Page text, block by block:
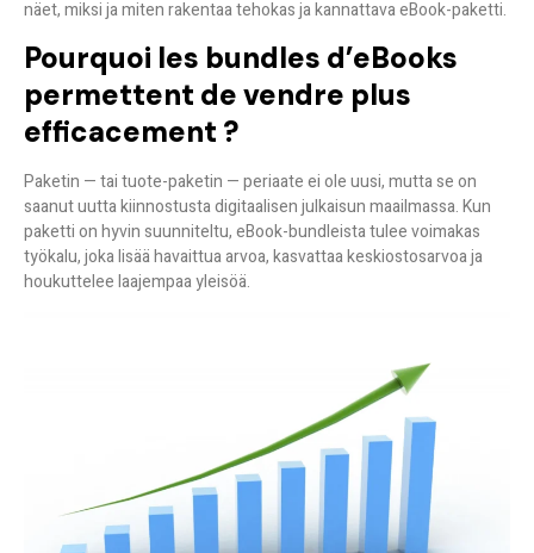
näet, miksi ja miten rakentaa tehokas ja kannattava eBook-paketti.
Pourquoi les bundles d’eBooks
permettent de vendre plus
efficacement ?
Paketin — tai tuote-paketin — periaate ei ole uusi, mutta se on
saanut uutta kiinnostusta digitaalisen julkaisun maailmassa. Kun
paketti on hyvin suunniteltu, eBook-bundleista tuleevoimakas
työkalu, joka lisää havaittua arvoa, kasvattaa keskiostosarvoa ja
houkuttelee laajempaa yleisöä.